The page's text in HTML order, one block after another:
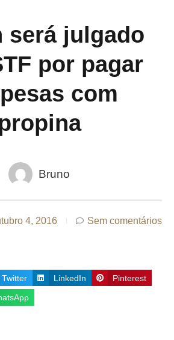
será julgado
por pagar
com
Bruno
4, 2016 Sem comentários
Twitter LinkedIn Pinterest